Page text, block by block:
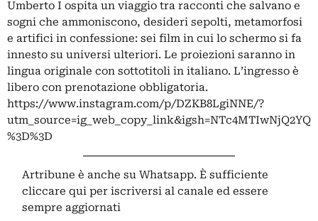
Umberto I ospita un viaggio tra racconti che salvano e
sogni che ammoniscono, desideri sepolti, metamorfosi
e artifici in confessione: sei film in cui lo schermo si fa
innesto su universi ulteriori. Le proiezioni saranno in
lingua originale con sottotitoli in italiano. L’ingresso è
libero con prenotazione obbligatoria.
https://www.instagram.com/p/DZKB8LgiNNE/?
utm_source=ig_web_copy_link&igsh=NTc4MTIwNjQ2YQ
%3D%3D
Artribune è anche su Whatsapp. È sufficiente
cliccare qui per iscriversi al canale ed essere
sempre aggiornati